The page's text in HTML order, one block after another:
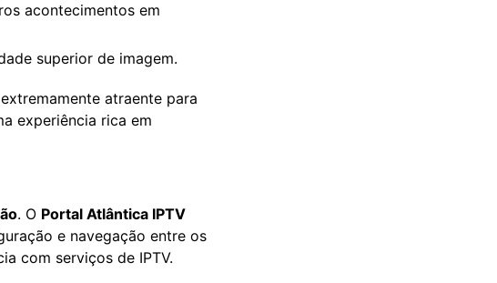
acontecimentos em
superior de imagem.
atraente para
experiência rica em
. O Portal Atlântica IPTV
e navegação entre os
com serviços de IPTV.